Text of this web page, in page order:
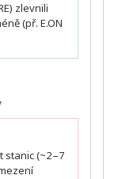
zlevnili
(př. E.ON
stanic (~2–7